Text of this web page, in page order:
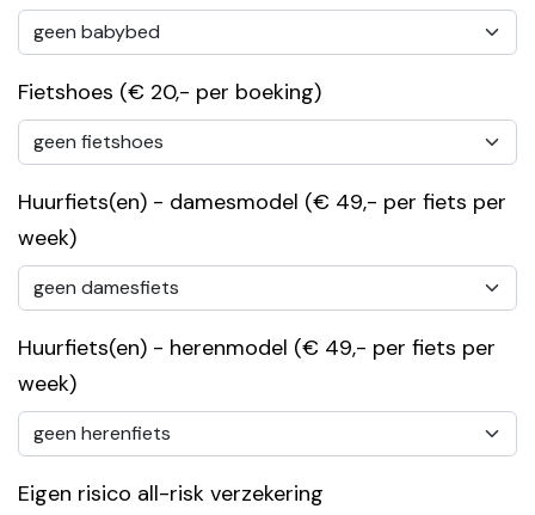
Fietshoes (€ 20,- per boeking)
Huurfiets(en) - damesmodel (€ 49,- per fiets per
week)
Huurfiets(en) - herenmodel (€ 49,- per fiets per
week)
Eigen risico all-risk verzekering